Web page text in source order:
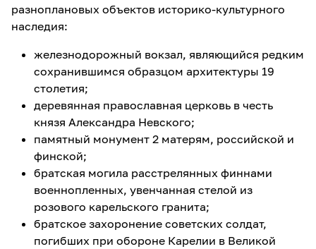
разноплановых объектов историко-культурного
наследия:
железнодорожный вокзал, являющийся редким
сохранившимся образцом архитектуры 19
столетия;
деревянная православная церковь в честь
князя Александра Невского;
памятный монумент 2 матерям, российской и
финской;
братская могила расстрелянных финнами
военнопленных, увенчанная стелой из
розового карельского гранита;
братское захоронение советских солдат,
погибших при обороне Карелии в Великой